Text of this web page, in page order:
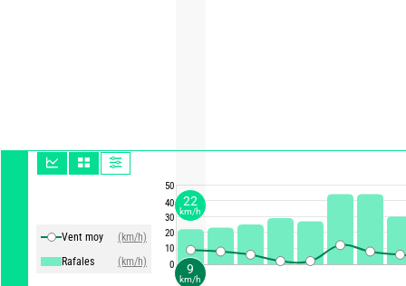
Vent moy
(km/h)
Rafales
(km/h)
50
40
30
20
10
0
9
km/h
22
km/h